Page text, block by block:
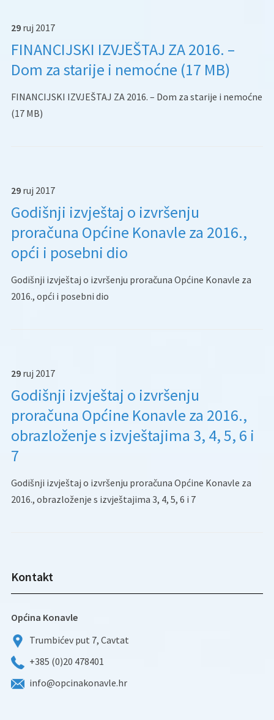
29 ruj 2017
FINANCIJSKI IZVJEŠTAJ ZA 2016. –
Dom za starije i nemoćne (17 MB)
FINANCIJSKI IZVJEŠTAJ ZA 2016. – Dom za starije i nemoćne
(17 MB)
29 ruj 2017
Godišnji izvještaj o izvršenju
proračuna Općine Konavle za 2016.,
opći i posebni dio
Godišnji izvještaj o izvršenju proračuna Općine Konavle za
2016., opći i posebni dio
29 ruj 2017
Godišnji izvještaj o izvršenju
proračuna Općine Konavle za 2016.,
obrazloženje s izvještajima 3, 4, 5, 6 i
7
Godišnji izvještaj o izvršenju proračuna Općine Konavle za
2016., obrazloženje s izvještajima 3, 4, 5, 6 i 7
Kontakt
Općina Konavle
Trumbićev put 7, Cavtat
+385 (0)20 478401
info@opcinakonavle.hr